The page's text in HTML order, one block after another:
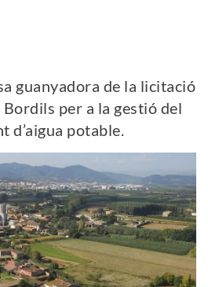
guanyadora de la licitació
Bordils per a la gestió del
d’aigua potable.